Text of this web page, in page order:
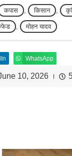
कपास , किसान ,
, मोहन यादव
WhatsApp
10, 2026